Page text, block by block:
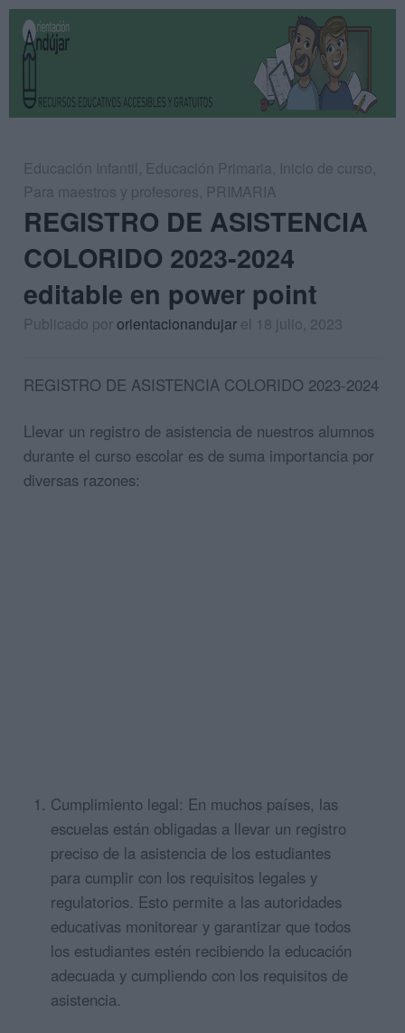
Educación Infantil, Educación Primaria, Inicio de curso,
Para maestros y profesores, PRIMARIA
REGISTRO DE ASISTENCIA
COLORIDO 2023-2024
editable en power point
Publicado pororientacionandujar el 18 julio, 2023
REGISTRO DE ASISTENCIA COLORIDO 2023-2024
Llevar un registro de asistencia de nuestros alumnos
durante el curso escolar es de suma importancia por
diversas razones:
Cumplimiento legal: En muchos países, las
escuelas están obligadas a llevar un registro
preciso de la asistencia de los estudiantes
para cumplir con los requisitos legales y
regulatorios. Esto permite a las autoridades
educativas monitorear y garantizar que todos
los estudiantes estén recibiendo la educación
adecuada y cumpliendo con los requisitos de
asistencia.